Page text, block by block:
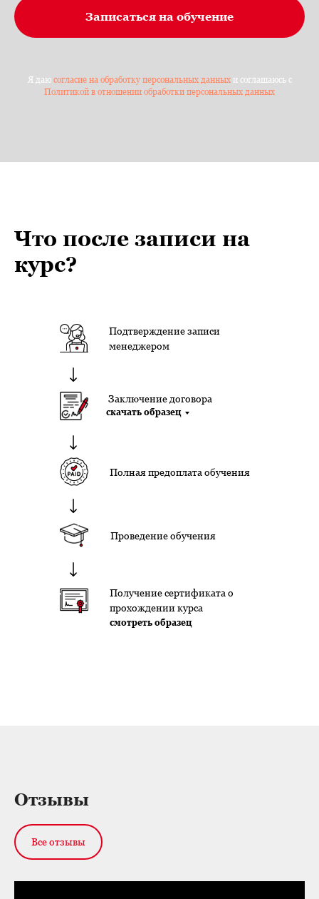
Записаться на обучение
Я даю согласие на обработку персональных данныхи соглашаюсь с
Политикой в отношении обработки персональных данных
Что после записи на
курс?
Подтверждение записи
менеджером
Заключение договора
Полная предоплата обучения
Проведение обучения
Получение сертификата о
прохождении курса
скачать образец
смотреть образец
Отзывы
Все отзывы